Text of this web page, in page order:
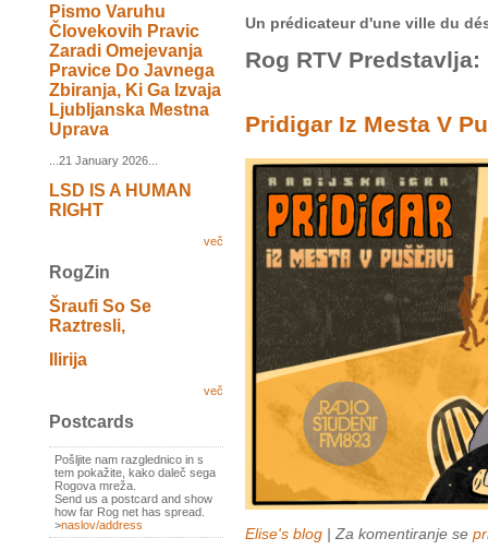
Pismo Varuhu
Človekovih Pravic
Zaradi Omejevanja
Pravice Do Javnega
Zbiranja, Ki Ga Izvaja
Ljubljanska Mestna
Uprava
...21 January 2026...
LSD IS A HUMAN
RIGHT
več
RogZin
Šraufi So Se
Raztresli,
Ilirija
več
Postcards
Pošljite nam razglednico in s
tem pokažite, kako daleč sega
Rogova mreža.
Send us a postcard and show
how far Rog net has spread.
>naslov/address
Un prédicateur d'une ville du
Rog RTV Predstavlja:
Pridigar Iz Mesta V
Elise's blog | Za komentiranje se